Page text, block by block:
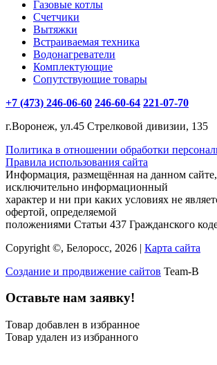
Газовые котлы
Счетчики
Вытяжки
Встраиваемая техника
Водонагреватели
Комплектующие
Сопутствующие товары
+7 (473) 246-06-60 246-60-64 221-07-70
г.Воронеж, ул.45 Стрелковой дивизии, 135
Политика в отношении обработки
Правила использования сайта
Информация, размещённая на данном
исключительно информационный
характер и ни при каких условиях не
офертой, определяемой
положениями Статьи 437 Гражданского
Copyright ©, Белоросс, 2026 | Карта сайта
Создание и продвижение сайтов Team-B
Оставьте нам заявку!
Товар добавлен в избранное
Товар удален из избранного